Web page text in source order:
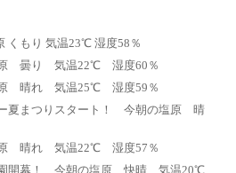
くもり 気温23℃ 湿度58％
原 曇り 気温22℃ 湿度60％
原 晴れ 気温25℃ 湿度59％
夏まつりスタート！ 今朝の塩原 晴
原 晴れ 気温22℃ 湿度57％
園開幕！ 今朝の塩原 快晴 気温20℃